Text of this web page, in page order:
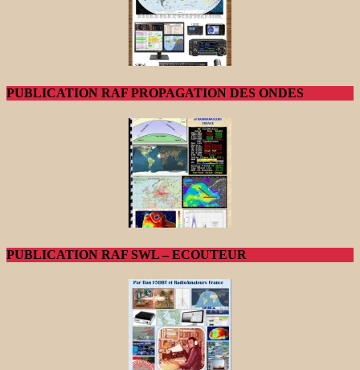
PUBLICATION RAF PROPAGATION DES ONDES
PUBLICATION RAF SWL – ECOUTEUR